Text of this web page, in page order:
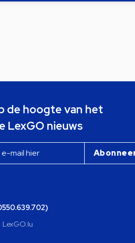
de hoogte van het
LexGO nieuws
LexGO.lu